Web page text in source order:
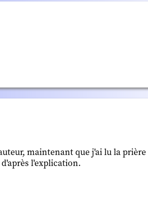
maintenant que j'ai lu la
l'explication.